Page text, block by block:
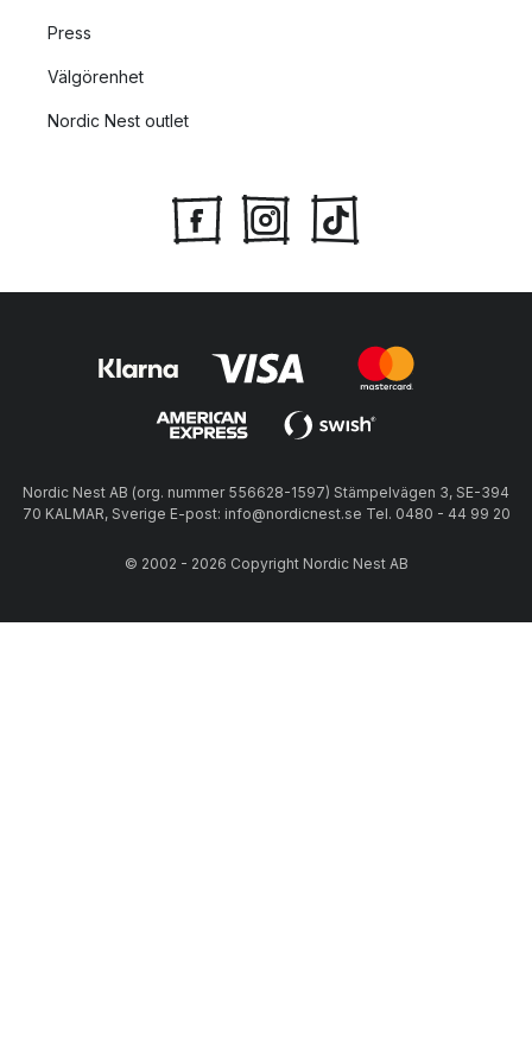
Press
Välgörenhet
Nordic Nest outlet
Nordic Nest AB (org. nummer 556628-1597) Stämpelvägen 3, SE-394
70 KALMAR, Sverige E-post: info@nordicnest.se Tel. 0480 - 44 99 20
© 2002 - 2026 Copyright Nordic Nest AB